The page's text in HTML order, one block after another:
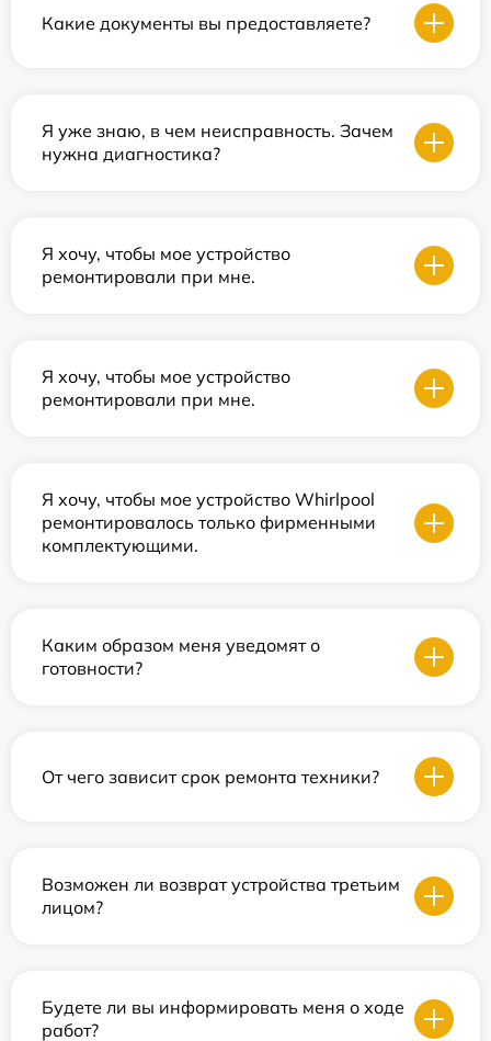
Какие документы вы предоставляете?
Я уже знаю, в чем неисправность. Зачем
нужна диагностика?
Я хочу, чтобы мое устройство
ремонтировали при мне.
Я хочу, чтобы мое устройство
ремонтировали при мне.
Я хочу, чтобы мое устройство Whirlpool
ремонтировалось только фирменными
комплектующими.
Каким образом меня уведомят о
готовности?
От чего зависит срок ремонта техники?
Возможен ли возврат устройства третьим
лицом?
Будете ли вы информировать меня о ходе
работ?